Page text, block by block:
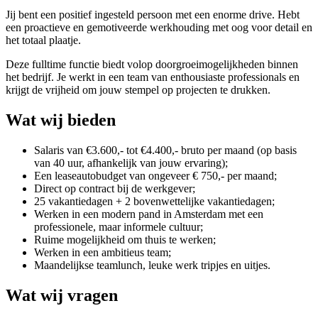
Jij bent een positief ingesteld persoon met een enorme drive. Hebt
een proactieve en gemotiveerde werkhouding met oog voor detail en
het totaal plaatje.
Deze fulltime functie biedt volop doorgroeimogelijkheden binnen
het bedrijf. Je werkt in een team van enthousiaste professionals en
krijgt de vrijheid om jouw stempel op projecten te drukken.
Wat wij bieden
Salaris van €3.600,- tot €4.400,- bruto per maand (op basis
van 40 uur, afhankelijk van jouw ervaring);
Een leaseautobudget van ongeveer € 750,- per maand;
Direct op contract bij de werkgever;
25 vakantiedagen + 2 bovenwettelijke vakantiedagen;
Werken in een modern pand in Amsterdam met een
professionele, maar informele cultuur;
Ruime mogelijkheid om thuis te werken;
Werken in een ambitieus team;
Maandelijkse teamlunch, leuke werk tripjes en uitjes.
Wat wij vragen